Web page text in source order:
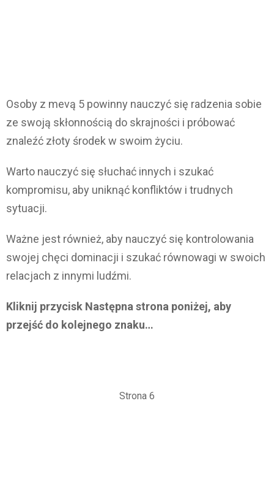
Osoby z mevą 5 powinny nauczyć się radzenia sobie
ze swoją skłonnością do skrajności i próbować
znaleźć złoty środek w swoim życiu.
Warto nauczyć się słuchać innych i szukać
kompromisu, aby uniknąć konfliktów i trudnych
sytuacji.
Ważne jest również, aby nauczyć się kontrolowania
swojej chęci dominacji i szukać równowagi w swoich
relacjach z innymi ludźmi.
Kliknij przycisk Następna strona poniżej, aby
przejść do kolejnego znaku…
Strona 6